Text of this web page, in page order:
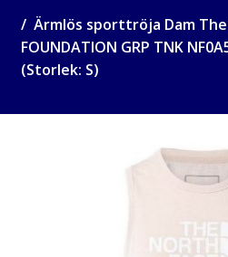
Ärmlös sporttröja Dam
FOUNDATION GRP TNK
(Storlek: S)